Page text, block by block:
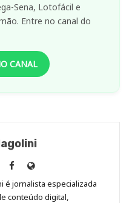
Sena, Lotofácil e
Entre no canal do
CANAL
Anny
Malagolini
no
Site
de
Anny
é jornalista especializada
conteúdo digital,